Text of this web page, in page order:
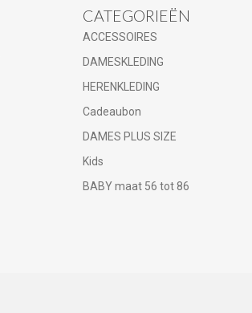
CATEGORIEËN
ACCESSOIRES
DAMESKLEDING
HERENKLEDING
Cadeaubon
DAMES PLUS SIZE
Kids
BABY maat 56 tot 86